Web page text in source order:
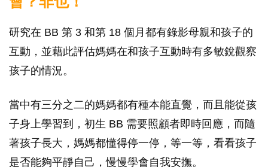
研究在 BB 第 3 和第 18 個月都有錄影母親和孩子的
互動，並藉此評估媽媽在和孩子互動時有多敏銳觀察
孩子的情況。
當中有三分之二的媽媽都有種本能直覺，而且能從孩
子身上學習到，初生 BB 需要照顧者即時回應，而隨
著孩子長大，媽媽都懂得停一停，等一等，看看孩子
是否能夠平靜自己，慢慢學會自我安撫。